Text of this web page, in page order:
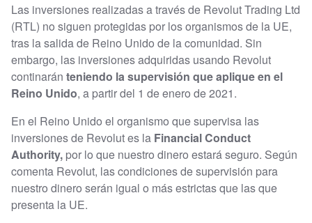
Las inversiones realizadas a través de Revolut Trading Ltd
(RTL) no siguen protegidas por los organismos de la UE,
tras la salida de Reino Unido de la comunidad. Sin
embargo, las inversiones adquiridas usando Revolut
continarán teniendo la supervisión que aplique en el
Reino Unido, a partir del 1 de enero de 2021.
En el Reino Unido el organismo que supervisa las
inversiones de Revolut es la Financial Conduct
Authority, por lo que nuestro dinero estará seguro. Según
comenta Revolut, las condiciones de supervisión para
nuestro dinero serán igual o más estrictas que las que
presenta la UE.